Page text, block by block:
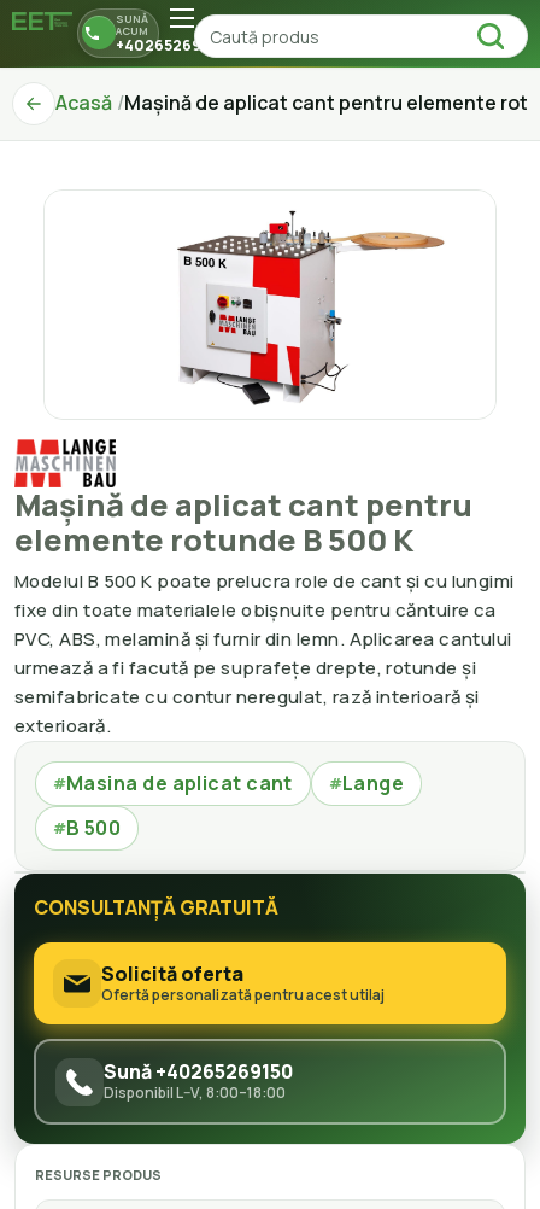
SUNĂ
ACUM
+40265269150
Acasă Mașină de aplicat cant pentru elemente
Mașină de aplicat cant pentru
elemente rotunde B 500 K
Modelul B 500 K poate prelucra role de cant și cu lungimi
fixe din toate materialele obișnuite pentru căntuire ca
PVC, ABS, melamină și furnir din lemn. Aplicarea cantului
urmează a fi facută pe suprafețe drepte, rotunde și
semifabricate cu contur neregulat, rază interioară și
exterioară.
#Masina de aplicat cant #Lange
#B 500
CONSULTANȚĂ GRATUITĂ
Solicită oferta
Ofertă personalizată pentru acest utilaj
Sună +40265269150
Disponibil L–V, 8:00–18:00
RESURSE PRODUS